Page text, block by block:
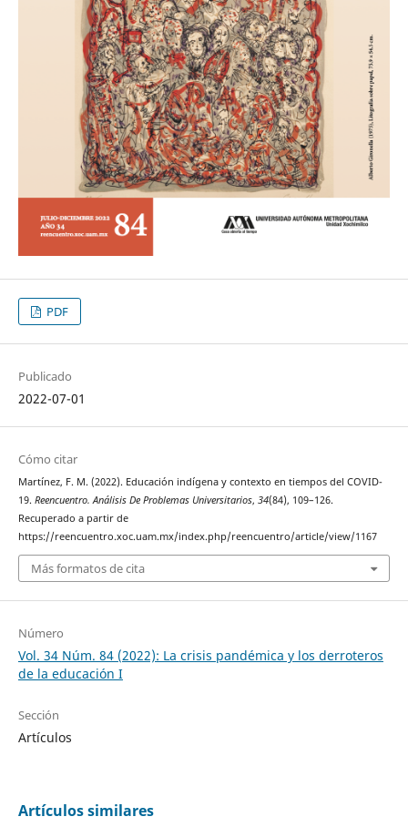
PDF
Publicado
2022-07-01
Cómo citar
Martínez, F. M. (2022). Educación indígena y contexto en tiempos del COVID-
19. Reencuentro. Análisis De Problemas Universitarios, 34(84), 109–126.
Recuperado a partir de
https://reencuentro.xoc.uam.mx/index.php/reencuentro/article/view/1167
Más formatos de cita
Número
Vol. 34 Núm. 84 (2022): La crisis pandémica y los derroteros
de la educación I
Sección
Artículos
Artículos similares